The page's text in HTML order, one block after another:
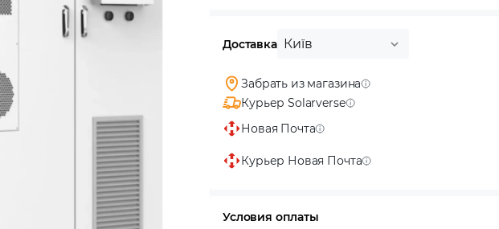
Доставка Київ
Забрать из магазина
Курьер Solarverse
Новая Почта
Курьер Новая Почта
Условия оплаты